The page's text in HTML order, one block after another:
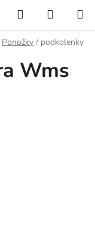
Hledat
KOŠÍK
Ponožky / podkolenky
Wms